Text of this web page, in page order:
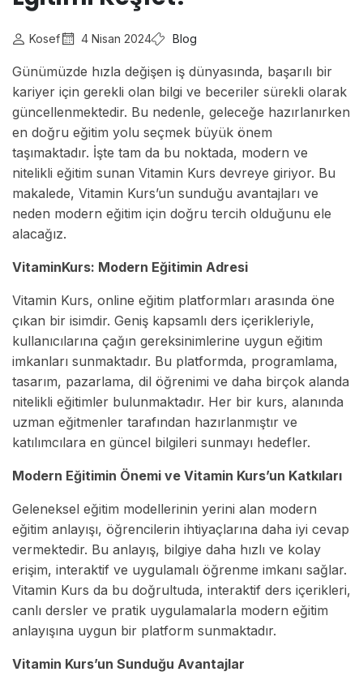
Kosef 4 Nisan 2024 Blog
Günümüzde hızla değişen iş dünyasında, başarılı bir
kariyer için gerekli olan bilgi ve beceriler sürekli olarak
güncellenmektedir. Bu nedenle, geleceğe hazırlanırken
en doğru eğitim yolu seçmek büyük önem
taşımaktadır. İşte tam da bu noktada, modern ve
nitelikli eğitim sunan Vitamin Kurs devreye giriyor. Bu
makalede, Vitamin Kurs’un sunduğu avantajları ve
neden modern eğitim için doğru tercih olduğunu ele
alacağız.
VitaminKurs: Modern Eğitimin Adresi
Vitamin Kurs, online eğitim platformları arasında öne
çıkan bir isimdir. Geniş kapsamlı ders içerikleriyle,
kullanıcılarına çağın gereksinimlerine uygun eğitim
imkanları sunmaktadır. Bu platformda, programlama,
tasarım, pazarlama, dil öğrenimi ve daha birçok alanda
nitelikli eğitimler bulunmaktadır. Her bir kurs, alanında
uzman eğitmenler tarafından hazırlanmıştır ve
katılımcılara en güncel bilgileri sunmayı hedefler.
Modern Eğitimin Önemi ve Vitamin Kurs’un Katkıları
Geleneksel eğitim modellerinin yerini alan modern
eğitim anlayışı, öğrencilerin ihtiyaçlarına daha iyi cevap
vermektedir. Bu anlayış, bilgiye daha hızlı ve kolay
erişim, interaktif ve uygulamalı öğrenme imkanı sağlar.
Vitamin Kurs da bu doğrultuda, interaktif ders içerikleri,
canlı dersler ve pratik uygulamalarla modern eğitim
anlayışına uygun bir platform sunmaktadır.
Vitamin Kurs’un Sunduğu Avantajlar